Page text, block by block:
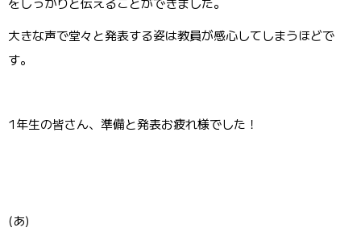
大きな声で堂々と発表する姿は教員が感心してしまうほどで
す。
1年生の皆さん、準備と発表お疲れ様でした！
(あ)